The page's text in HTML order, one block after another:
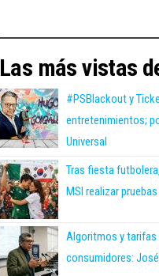
Las más vistas
#PSBlackout y
entretenimientos;
Universal
Tras fiesta
MSI realizar pruebas
Algoritmos y
consumidores: